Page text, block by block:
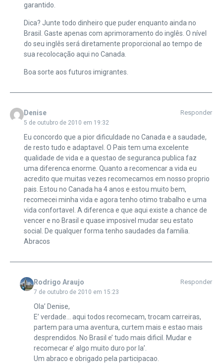
garantido.
Dica? Junte todo dinheiro que puder enquanto ainda no
Brasil. Gaste apenas com aprimoramento do inglês. O nível
do seu inglês será diretamente proporcional ao tempo de
sua recolocação aqui no Canada.
Boa sorte aos futuros imigrantes.
Denise
5 de outubro de 2010 em 19:32
Responder
Eu concordo que a pior dificuldade no Canada e a saudade,
de resto tudo e adaptavel. O Pais tem uma excelente
qualidade de vida e a questao de seguranca publica faz
uma diferenca enorme. Quanto a recomencar a vida eu
acredito que muitas vezes recomecamos em nosso proprio
pais. Estou no Canada ha 4 anos e estou muito bem,
recomecei minha vida e agora tenho otimo trabalho e uma
vida confortavel. A diferenca e que aqui existe a chance de
vencer e no Brasil e quase imposivel mudar seu estato
social. De qualquer forma tenho saudades da familia.
Abracos
Rodrigo Araujo
7 de outubro de 2010 em 15:23
Responder
Ola’ Denise,
E’ verdade… aqui todos recomecam, trocam carreiras,
partem para uma aventura, curtem mais e estao mais
desprendidos. No Brasil e’ tudo mais dificil. Mudar e
recomecar e’ algo muito duro por la’.
Um abraco e obrigado pela participacao.